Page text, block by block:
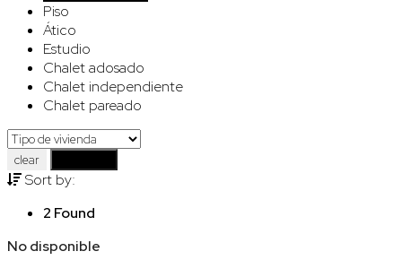
Piso
Ático
Estudio
Chalet adosado
Chalet independiente
Chalet pareado
clear
Sort by:
2 Found
No disponible